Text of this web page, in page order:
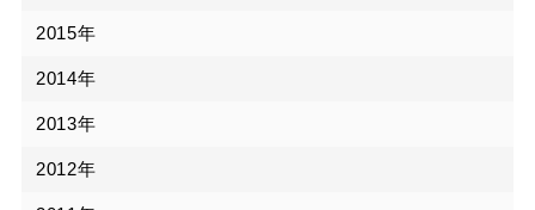
2015年
2014年
2013年
2012年